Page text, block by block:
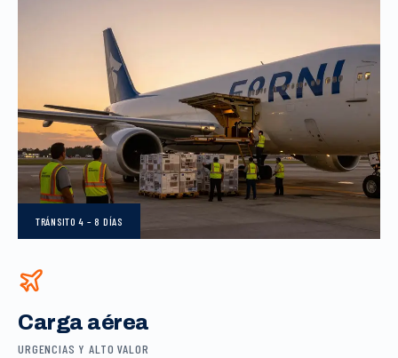
TRÁNSITO4 – 8 DÍAS
Carga aérea
URGENCIAS Y ALTO VALOR